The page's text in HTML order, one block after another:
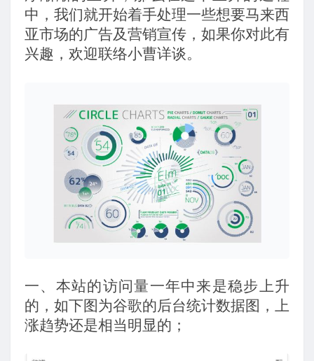
中，我们就开始着手处理一些想要马来西
亚市场的广告及营销宣传，如果你对此有
兴趣，欢迎联络小曹详谈。
一、本站的访问量一年中来是稳步上升
的，如下图为谷歌的后台统计数据图，上
涨趋势还是相当明显的；